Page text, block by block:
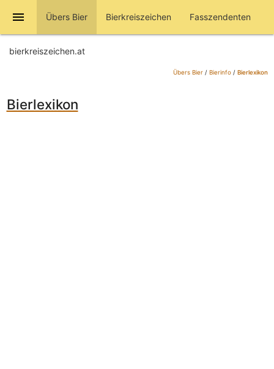
menu Übers Bier Bierkreiszeichen Fasszendenten
bierkreiszeichen.at
Übers Bier/ Bierinfo/ Bierlexikon
Bierlexikon